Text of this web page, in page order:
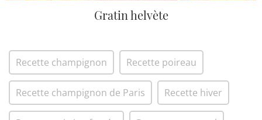
Gratin helvète
Recette champignon Recette poireau
Recette champignon de Paris Recette hiver